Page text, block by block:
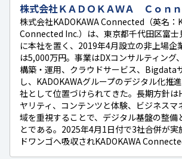
株式会社ＫＡＤＯＫＡＷＡ Ｃｏｎ
株式会社KADOKAWA Connected（英名：
Connected Inc.）は、東京都千代田区富士
に本社を置く、2019年4月設立の非上場企
は5,000万円。事業はDXコンサルティング
構築・運用、クラウドサービス、Bigdata
し、KADOKAWAグループのデジタル化推
社として位置づけられてきた。長期方針は
ヤリティ、コンテンツと体験、ビジネスマ
域を重視することで、デジタル基盤の整備
とである。2025年4月1日付で3社合併が実
ドワンゴへ吸収されKADOKAWA